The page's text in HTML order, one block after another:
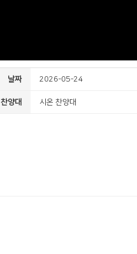
날짜 2026-05-24
찬양대 시온 찬양대